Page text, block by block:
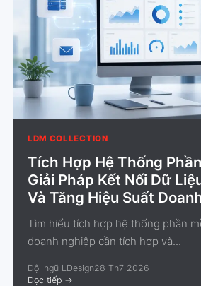
LDM COLLECTION
Tích Hợp Hệ Thống
Giải Pháp Kết Nối Dữ
Và Tăng Hiệu Suất
Tìm hiểu tích hợp hệ thống phần
doanh nghiệp cần tích hợp và...
Đội ngũ LDesign28 Th7 2026
Đọc tiếp ->